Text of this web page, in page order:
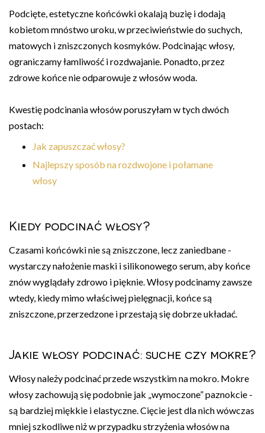
Podcięte, estetyczne końcówki okalają buzię i dodają
kobietom mnóstwo uroku, w przeciwieństwie do suchych,
matowych i zniszczonych kosmyków. Podcinając włosy,
ograniczamy łamliwość i rozdwajanie. Ponadto, przez
zdrowe końce nie odparowuje z włosów woda.
Kwestię podcinania włosów poruszyłam w tych dwóch
postach:
Jak zapuszczać włosy?
Najlepszy sposób na rozdwojone i połamane
włosy
Kiedy podcinać włosy?
Czasami końcówki nie są zniszczone, lecz zaniedbane -
wystarczy nałożenie maski i silikonowego serum, aby końce
znów wyglądały zdrowo i pięknie. Włosy podcinamy zawsze
wtedy, kiedy mimo właściwej pielęgnacji, końce są
zniszczone, przerzedzone i przestają się dobrze układać.
Jakie włosy podcinać: suche czy mokre?
Włosy należy podcinać przede wszystkim na mokro. Mokre
włosy zachowują się podobnie jak „wymoczone” paznokcie -
są bardziej miękkie i elastyczne. Cięcie jest dla nich wówczas
mniej szkodliwe niż w przypadku strzyżenia włosów na